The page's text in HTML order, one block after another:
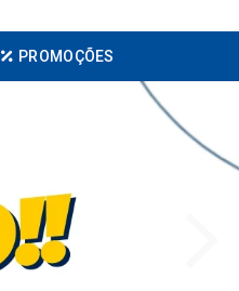
PROMOÇÕES